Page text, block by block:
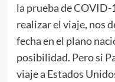
la prueba de
realizar el viaje, nos
fecha en el plano
posibilidad. Pero si
viaje a Estados